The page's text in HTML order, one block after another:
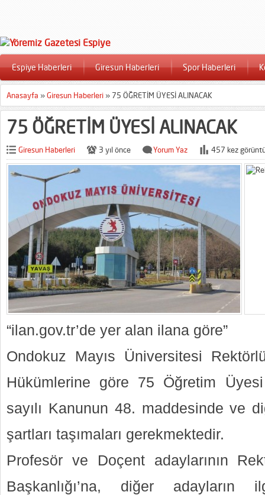
Espiye Haberleri Giresun Haberleri Spor Haberleri
Anasayfa »Giresun Haberleri » 75 ÖĞRETİM ÜYESİ ALINACAK
75 ÖĞRETİM ÜYESİ ALINACAK
Giresun Haberleri 3 yıl önce Yorum Yaz 457 kez
“ilan.gov.tr’de yer alan ilana göre”
Ondokuz Mayıs Üniversitesi
Hükümlerine göre 75 Öğretim
sayılı Kanunun 48. maddesinde ve
şartları taşımaları gerekmektedir.
Profesör ve Doçent adaylarının
Başkanlığı’na, diğer